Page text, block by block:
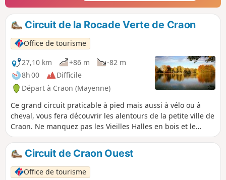
Circuit de la Rocade Verte de Craon
Office de tourisme
27,10 km
+86 m
-82 m
8h 00
Difficile
Départ à Craon (Mayenne)
Ce grand circuit praticable à pied mais aussi à vélo ou à
cheval, vous fera découvrir les alentours de la petite ville de
Craon. Ne manquez pas les Vieilles Halles en bois et le
magnifique Château de Craon.
Circuit de Craon Ouest
Office de tourisme